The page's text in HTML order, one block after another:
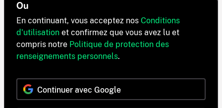
Ou
En continuant, vous acceptez nos Conditions
d'utilisation et confirmez que vous avez lu et
compris notre Politique de protection des
renseignements personnels.
Continuer avec Google